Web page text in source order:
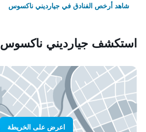
شاهد أرخص الفنادق في جيارديني ناكسوس
استكشف جيارديني ناكسوس
اعرض على الخريطة